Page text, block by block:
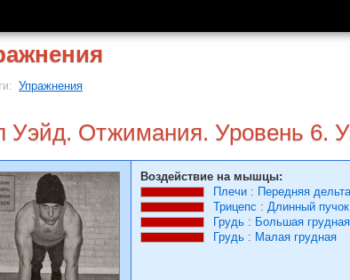
Упражнения
Уэйд. Отжимания. Уровень 6.
Воздействие на мышцы:
Плечи : Передняя дельта
Трицепс : Длинный пучок
Грудь : Большая грудная
Грудь : Малая грудная